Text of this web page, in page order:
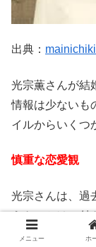
出典：
光宗薫さんが結
情報は少ないも
イルからいくつ
慎重な恋愛観
光宗さんは、過
うきっかけで付
ており、恋愛
メニュー ホ